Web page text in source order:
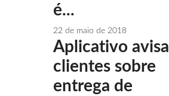
é...
22 de maio de 2018
Aplicativo avisa
clientes sobre
entrega de